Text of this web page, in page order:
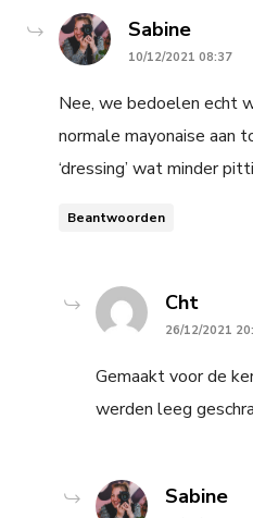
Sabinesays:
10/12/2021 08:37
Nee, we bedoelen echt
normale mayonaise aan
‘dressing’ wat minder
Beantwoorden
Chtsays:
26/12/2021
Gemaakt voor de
werden leeg
Sabinesays: